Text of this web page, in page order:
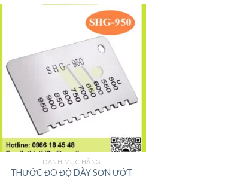
DANH MỤC HÃNG
THƯỚC ĐO ĐỘ DÀY SƠN ƯỚT